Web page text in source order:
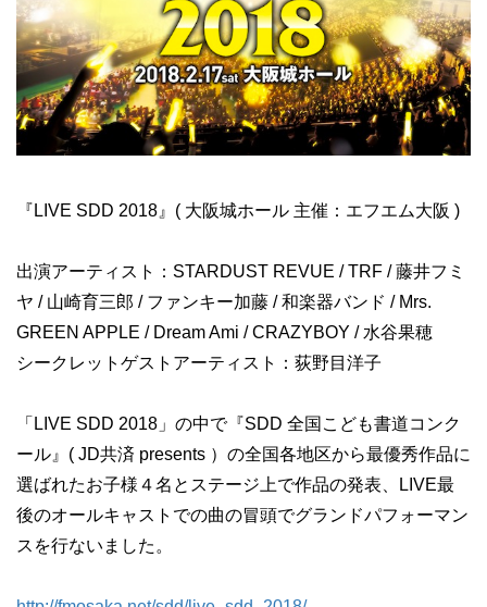
『LIVE SDD 2018』( 大阪城ホール 主催：エフエム大阪 )
出演アーティスト：STARDUST REVUE / TRF / 藤井フミ
ヤ / 山崎育三郎 / ファンキー加藤 / 和楽器バンド / Mrs.
GREEN APPLE / Dream Ami / CRAZYBOY / 水谷果穂
シークレットゲストアーティスト：荻野目洋子
「LIVE SDD 2018」の中で『SDD 全国こども書道コンク
ール』( JD共済 presents ）の全国各地区から最優秀作品に
選ばれたお子様４名とステージ上で作品の発表、LIVE最
後のオールキャストでの曲の冒頭でグランドパフォーマン
スを行ないました。